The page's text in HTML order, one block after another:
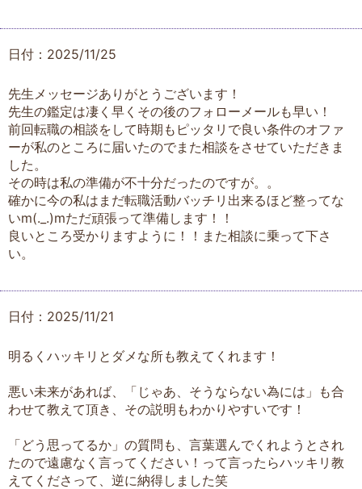
日付：2025/11/25
先生メッセージありがとうございます！
先生の鑑定は凄く早くその後のフォローメールも早い！
前回転職の相談をして時期もピッタリで良い条件のオファ
ーが私のところに届いたのでまた相談をさせていただきま
した。
その時は私の準備が不十分だったのですが。。
確かに今の私はまだ転職活動バッチリ出来るほど整ってな
いm(._.)mただ頑張って準備します！！
良いところ受かりますように！！また相談に乗って下さ
い。
日付：2025/11/21
明るくハッキリとダメな所も教えてくれます！
悪い未来があれば、「じゃあ、そうならない為には」も合
わせて教えて頂き、その説明もわかりやすいです！
「どう思ってるか」の質問も、言葉選んでくれようとされ
たので遠慮なく言ってください！って言ったらハッキリ教
えてくださって、逆に納得しました笑